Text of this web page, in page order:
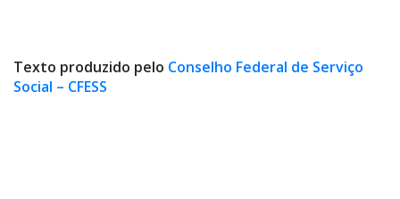
Texto produzido pelo Conselho Federal de Serviço
Social – CFESS